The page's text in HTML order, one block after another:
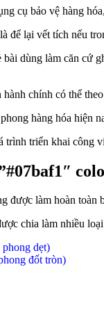
cụ bảo vệ hàng
để lại vết tích nếu
bài dùng làm căn cứ
hành chính có thể
hàng hóa hiện
trình triển khai công
được làm hoàn
chia làm nhiều
phong dẹt)
đốt tròn)